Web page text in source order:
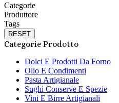
Categorie
Produttore
Tags
RESET
Categorie Prodotto
Dolci E Prodotti Da Forno
Olio E Condimenti
Pasta Artigianale
Sughi Conserve E Spezie
Vini E Birre Artigianali